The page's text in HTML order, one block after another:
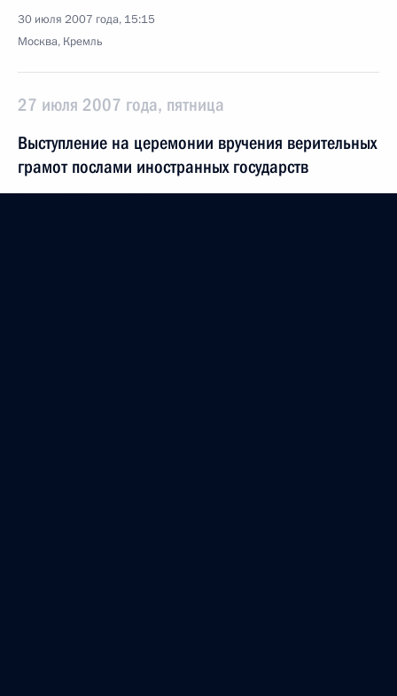
30 июля 2007 года, 15:15
Москва, Кремль
27 июля 2007 года, пятница
Выступление на церемонии вручения верительных
грамот послами иностранных государств
27 июля 2007 года, 16:09